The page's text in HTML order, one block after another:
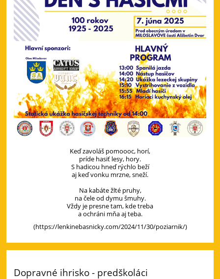
Keď zavoláš pomoooc, horí,
príde hasiť lesy, hory.
S hadicou hneď rýchlo beží
aj keď vonku mrzne, sneží.
Na kabáte žlté pruhy,
na čele od dymu šmuhy.
Vždy je presne tam, kde treba
a ochráni mňa aj teba.
(https://lenkinebasnicky.com/2024/11/30/poziarnik/)
Dopravné ihrisko - predškoláci